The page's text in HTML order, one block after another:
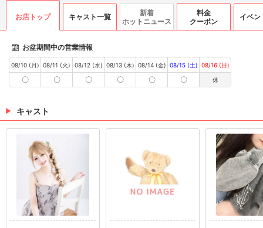
お店トップ キャスト一覧
新着
ホットニュース
料金
クーポン
イベン
お盆期間中の営業情報
08/10 (月)
〇
08/11 (火)
〇
08/12 (水)
〇
08/13 (木)
〇
08/14 (金)
〇
08/15 (土)
〇
08/16 (日)
休
キャスト